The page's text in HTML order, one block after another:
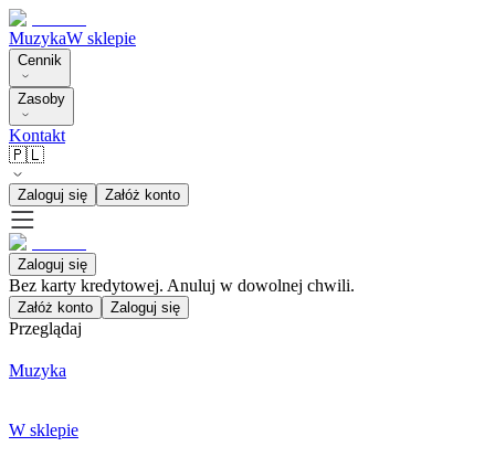
MuzykaW sklepie
Cennik
Zasoby
Kontakt
🇵🇱
Zaloguj się Załóż konto
Zaloguj się
Bez karty kredytowej. Anuluj w dowolnej chwili.
Załóż konto Zaloguj się
Przeglądaj
Muzyka
W sklepie